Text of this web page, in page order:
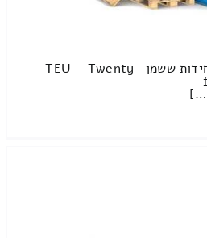
נפח של מכולה נמדד ביחידות ששמן TEU – Twenty-